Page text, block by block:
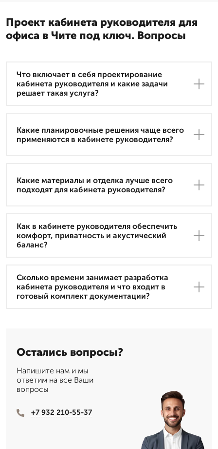
Проект кабинета руководителя для
офиса в Чите под ключ. Вопросы
Что включает в себя проектирование
кабинета руководителя и какие задачи
решает такая услуга?
Какие планировочные решения чаще всего
применяются в кабинете руководителя?
Какие материалы и отделка лучше всего
подходят для кабинета руководителя?
Как в кабинете руководителя обеспечить
комфорт, приватность и акустический
баланс?
Сколько времени занимает разработка
кабинета руководителя и что входит в
готовый комплект документации?
Остались вопросы?
Напишите нам и мы
ответим на все Ваши
вопросы
+7 932 210-55-37